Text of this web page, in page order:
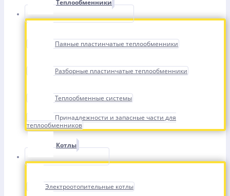
Теплообменники
Паяные пластинчатые теплообменники
Разборные пластинчатые теплообменники
Теплообменные системы
Принадлежности и запасные части для
теплообменников
Котлы
Электроотопительные котлы